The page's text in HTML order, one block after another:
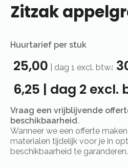
Zitzak
Huurtarief per stuk
25,00 dag 1 excl. btw.(
6,25 | dag 2 excl.
Vraag een vrijblijvende
beschikbaarheid.
Wanneer we een offerte
materialen tijdelijk voor je in
beschikbaarheid te garanderen.